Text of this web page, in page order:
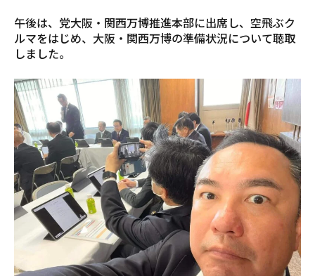
午後は、党大阪・関西万博推進本部に出席し、空飛ぶク
ルマをはじめ、大阪・関西万博の準備状況について聴取
しました。